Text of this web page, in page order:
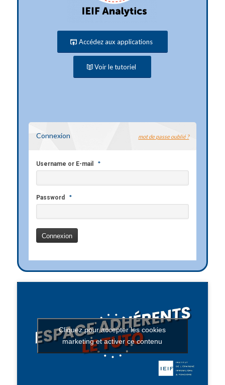
Accédez aux applications
Voir le tutoriel
Connexion mot de passe oublié ?
Username or E-mail *
Password *
Cliquez pour accepter les cookies
marketing et activer ce contenu